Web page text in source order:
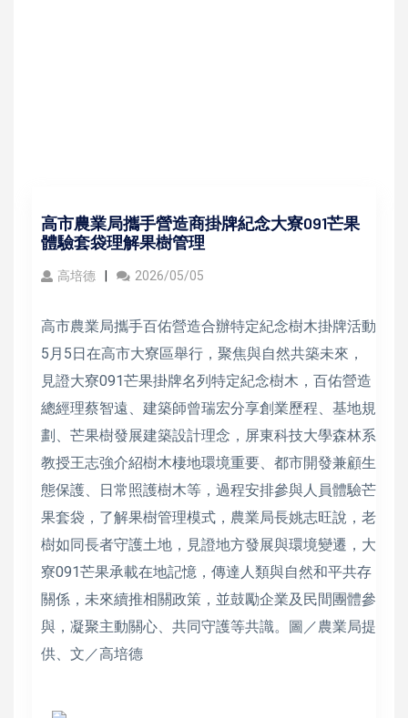
高市農業局攜手營造商掛牌紀念大寮091芒果
體驗套袋理解果樹管理
高培德 2026/05/05
高市農業局攜手百佑營造合辦特定紀念樹木掛牌活動
5月5日在高市大寮區舉行，聚焦與自然共築未來，
見證大寮091芒果掛牌名列特定紀念樹木，百佑營造
總經理蔡智遠、建築師曾瑞宏分享創業歷程、基地規
劃、芒果樹發展建築設計理念，屏東科技大學森林系
教授王志強介紹樹木棲地環境重要、都市開發兼顧生
態保護、日常照護樹木等，過程安排參與人員體驗芒
果套袋，了解果樹管理模式，農業局長姚志旺說，老
樹如同長者守護土地，見證地方發展與環境變遷，大
寮091芒果承載在地記憶，傳達人類與自然和平共存
關係，未來續推相關政策，並鼓勵企業及民間團體參
與，凝聚主動關心、共同守護等共識。圖／農業局提
供、文／高培德